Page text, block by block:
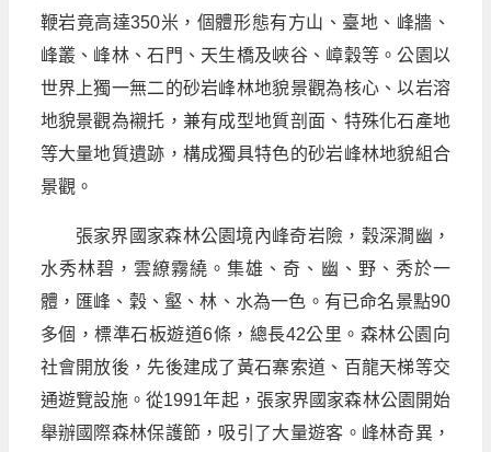
鞭岩竟高達350米，個體形態有方山、臺地、峰牆、
峰叢、峰林、石門、天生橋及峽谷、嶂穀等。公園以
世界上獨一無二的砂岩峰林地貌景觀為核心、以岩溶
地貌景觀為襯托，兼有成型地質剖面、特殊化石產地
等大量地質遺跡，構成獨具特色的砂岩峰林地貌組合
景觀。
張家界國家森林公園境內峰奇岩險，穀深澗幽，
水秀林碧，雲繚霧繞。集雄、奇、幽、野、秀於一
體，匯峰、穀、壑、林、水為一色。有已命名景點90
多個，標準石板遊道6條，總長42公里。森林公園向
社會開放後，先後建成了黃石寨索道、百龍天梯等交
通遊覽設施。從1991年起，張家界國家森林公園開始
舉辦國際森林保護節，吸引了大量遊客。峰林奇異，